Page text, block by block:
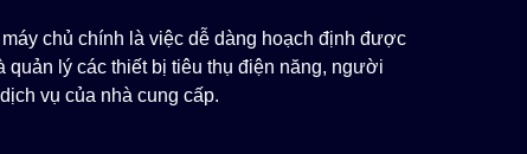
chủ chính là việc dễ dàng hoạch định được
lý các thiết bị tiêu thụ điện năng, người
vụ của nhà cung cấp.